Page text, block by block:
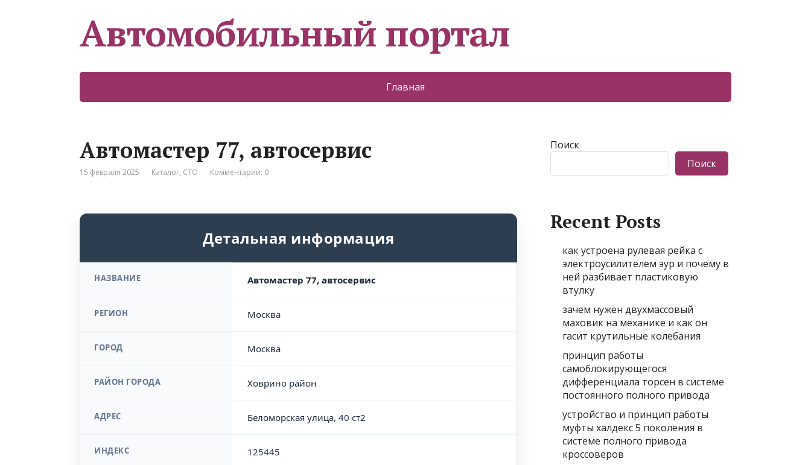
Автомобильный портал
Главная
Автомастер 77, автосервис
15 февраля 2025 Каталог, СТО Комментарии: 0
Детальная информация
НАЗВАНИЕ Автомастер 77, автосервис
РЕГИОН Москва
ГОРОД Москва
РАЙОН ГОРОДА Ховрино район
АДРЕС Беломорская улица, 40 ст2
ИНДЕКС 125445
Поиск
Поиск
Recent Posts
как устроена рулевая рейка с
электроусилителем эур и почему в
ней разбивает пластиковую
втулку
зачем нужен двухмассовый
маховик на механике и как он
гасит крутильные колебания
принцип работы
самоблокирующегося
дифференциала торсен в системе
постоянного полного привода
устройство и принцип работы
муфты халдекс 5 поколения в
системе полного привода
кроссоверов